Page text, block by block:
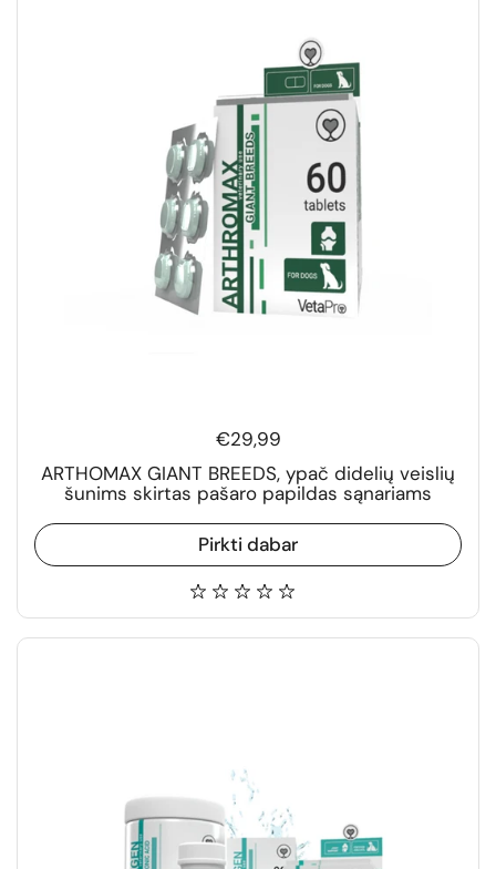
€29,99
ARTHOMAX GIANT BREEDS, ypač didelių veislių
šunims skirtas pašaro papildas sąnariams
Pirkti dabar